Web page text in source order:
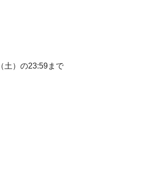
土）の23:59まで